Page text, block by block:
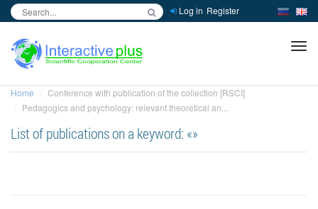
Log in Register
Home
Conference with publication of the collection [RSCI]
Pedagogics and psychology: relevant theoretical an...
List of publications on a keyword: «»